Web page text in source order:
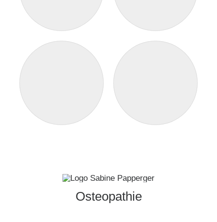
Osteopathie